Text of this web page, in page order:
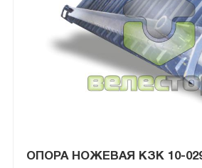
ОПОРА НОЖЕВАЯ КЗК 10-